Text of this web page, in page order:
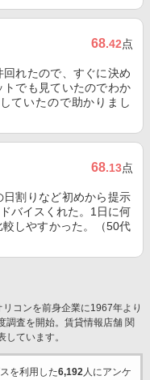
68.42点
れたので、すぐに決め
でも見ていたのでわか
ていたので助かりまし
68.13点
割りなど初めから提示
バイスくれた。1日に何
しやすかった。（50代
コンを前身企業に1967年より
調査を開始。賃貸情報店舗 関
ています。
を利用した6,192人にアンケ